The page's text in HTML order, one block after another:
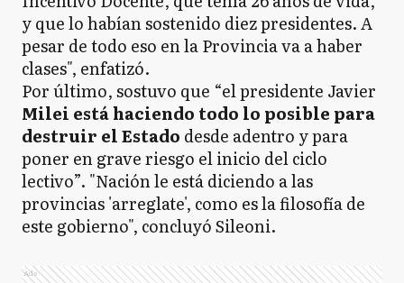
y que lo habían sostenido diez presidentes. A
pesar de todo eso en la Provincia va a haber
clases", enfatizó.
Por último, sostuvo que “el presidente Javier
Milei está haciendo todo lo posible para
destruir el Estado desde adentro y para
poner en grave riesgo el inicio del ciclo
lectivo”. "Nación le está diciendo a las
provincias 'arreglate', como es la filosofía de
este gobierno", concluyó Sileoni.
Ads